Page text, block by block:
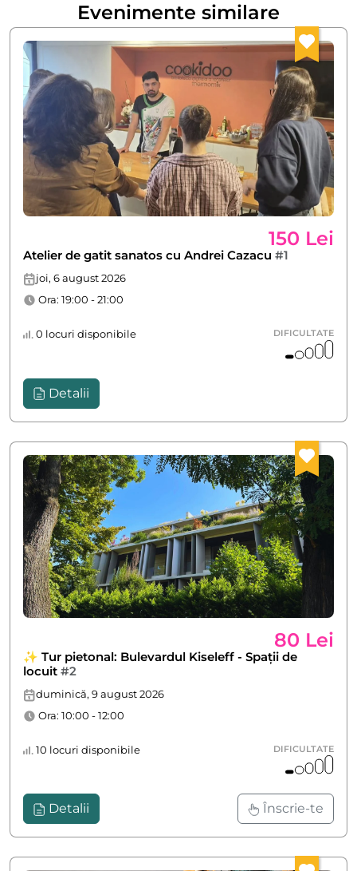
Evenimente similare
150 Lei
Atelier de gatit sanatos cu Andrei Cazacu #1
joi, 6 august 2026
Ora: 19:00 - 21:00
0 locuri disponibile DIFICULTATE
Detalii
80 Lei
✨ Tur pietonal: Bulevardul Kiseleff - Spații de
locuit #2
duminică, 9 august 2026
Ora: 10:00 - 12:00
10 locuri disponibile DIFICULTATE
Detalii Înscrie-te